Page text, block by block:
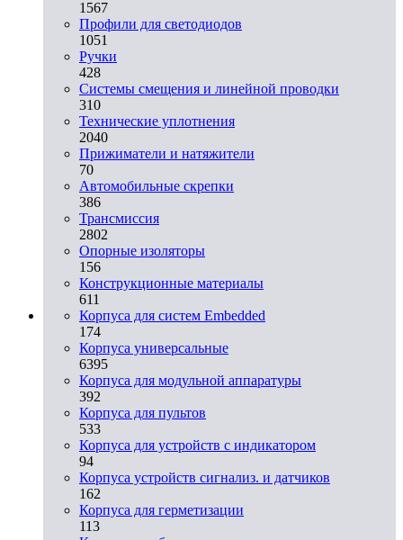
1567
Профили для светодиодов
1051
Ручки
428
Системы смещения и линейной проводки
310
Технические уплотнения
2040
Прижиматели и натяжители
70
Автомобильные скрепки
386
Трансмиссия
2802
Опорные изоляторы
156
Конструкционные материалы
611
Корпуса для систем Embedded
174
Корпуса универсальные
6395
Корпуса для модульной аппаратуры
392
Корпуса для пультов
533
Корпуса для устройств с индикатором
94
Корпуса устройств сигнализ. и датчиков
162
Корпуса для герметизации
113